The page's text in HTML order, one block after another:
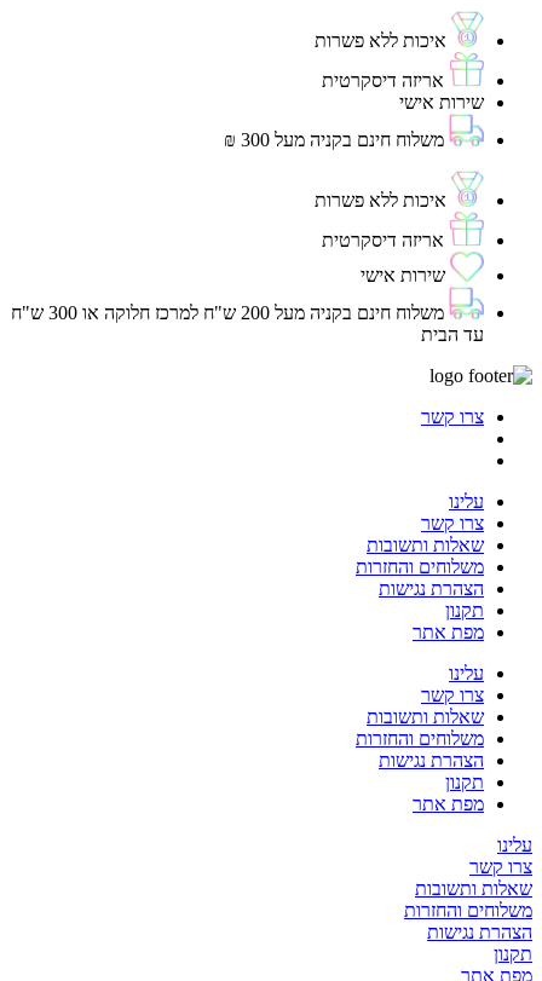
איכות ללא פשרות
אריזה דיסקרטית
שירות אישי
משלוח חינם בקניה מעל 300 ₪
איכות ללא פשרות
אריזה דיסקרטית
שירות אישי
משלוח חינם בקניה מעל 200 ש"ח למרכז חלוקה או 300 ש"ח
עד הבית
צרו קשר
עלינו
צרו קשר
שאלות ותשובות
משלוחים והחזרות
הצהרת נגישות
תקנון
מפת אתר
עלינו
צרו קשר
שאלות ותשובות
משלוחים והחזרות
הצהרת נגישות
תקנון
מפת אתר
עלינו
צרו קשר
שאלות ותשובות
משלוחים והחזרות
הצהרת נגישות
תקנון
מפת אתר